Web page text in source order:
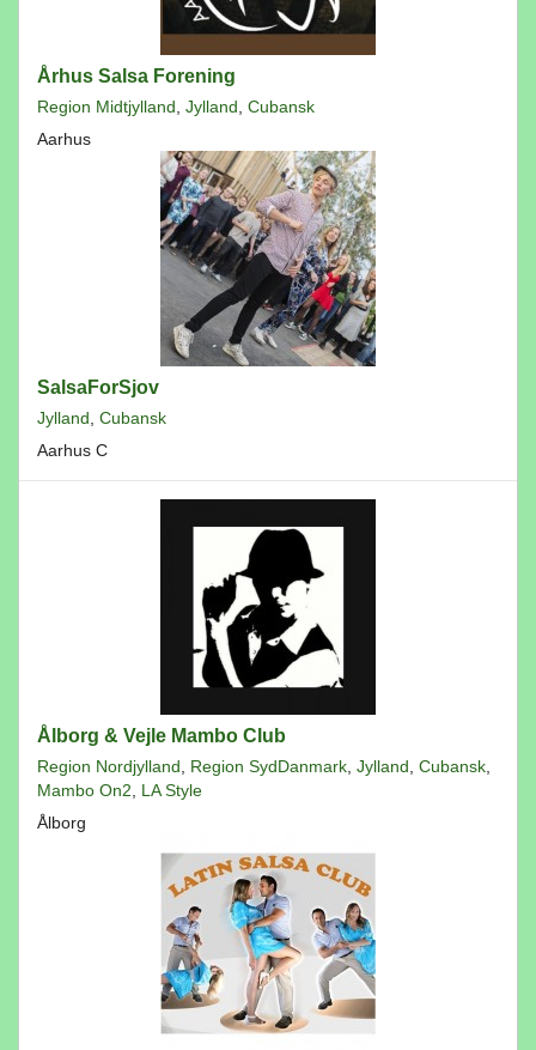
Århus Salsa Forening
Region Midtjylland Jylland Cubansk
Aarhus
SalsaForSjov
Jylland Cubansk
Aarhus C
Ålborg & Vejle Mambo Club
Region Nordjylland Region SydDanmark Jylland Cubansk
Mambo On2
LA Style
Ålborg